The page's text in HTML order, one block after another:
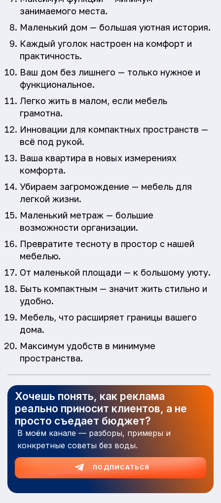
занимаемого места.
Маленький дом — большая уютная история.
Каждый уголок настроен на комфорт и
практичность.
Ваш дом без лишнего — только нужное и
функциональное.
Легко жить в малом, если мебель
грамотна.
Инновации для компактных пространств —
всё под рукой.
Ваша квартира в новых измерениях
комфорта.
Убираем загромождение — мебель для
легкой жизни.
Маленький метраж — большие
возможности организации.
Превратите тесноту в простор с нашей
мебелью.
От маленькой площади — к большому уюту.
Быть компактным — значит жить стильно и
удобно.
Мебель, что расширяет границы вашего
дома.
Максимум удобств в минимуме
пространства.
Хочешь понять, как реклама
реально приносит клиентов, а не
просто съедает бюджет?
В моём канале — разборы, примеры и
конкретные советы без воды.
ПОДПИСАТЬСЯ